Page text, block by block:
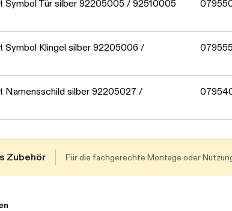
Symbol Tür silber 92205005 / 92510005
Symbol Klingel silber 92205006 /
Namensschild silber 92205027 /
Zubehör Für die fachgerechte Montage oder